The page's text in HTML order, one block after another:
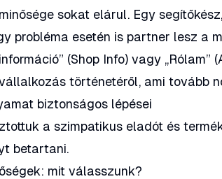
sokat elárul. Egy
probléma esetén is partner lesz a
(Shop Info) vagy
történetéről, ami tovább
biztonságos lépései
a szimpatikus eladót és
betartani.
mit válasszunk?